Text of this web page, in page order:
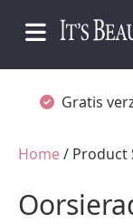
Gratis
Home/ Product